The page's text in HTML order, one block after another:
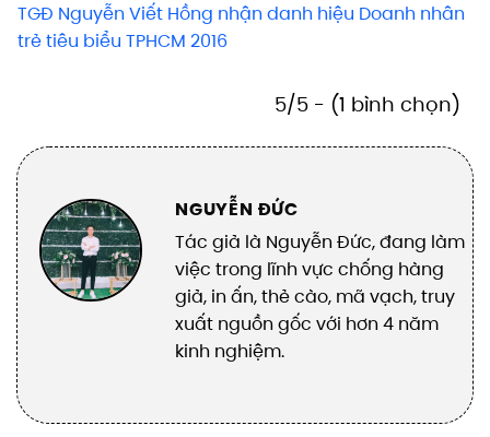
TGĐ Nguyễn Viết Hồng nhận danh hiệu Doanh nhân
trẻ tiêu biểu TPHCM 2016
5/5 - (1 bình chọn)
NGUYỄN ĐỨC
Tác giả là Nguyễn Đức, đang làm
việc trong lĩnh vực chống hàng
giả, in ấn, thẻ cào, mã vạch, truy
xuất nguồn gốc với hơn 4 năm
kinh nghiệm.